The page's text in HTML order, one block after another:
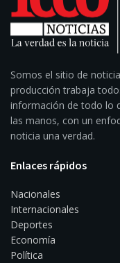
Somos el sitio de
producción trabaja
información de todo lo
las manos, con un
noticia una verdad.
Enlaces rápidos
Nacionales
Internacionales
Deportes
Economía
Política